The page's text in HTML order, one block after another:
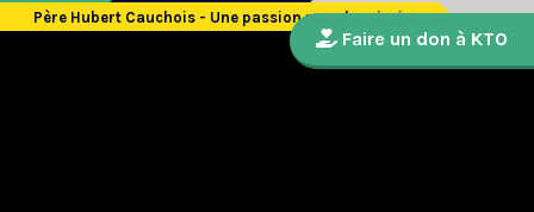
Père Hubert Cauchois - Une passion pour la mission
Faire un don à KTO